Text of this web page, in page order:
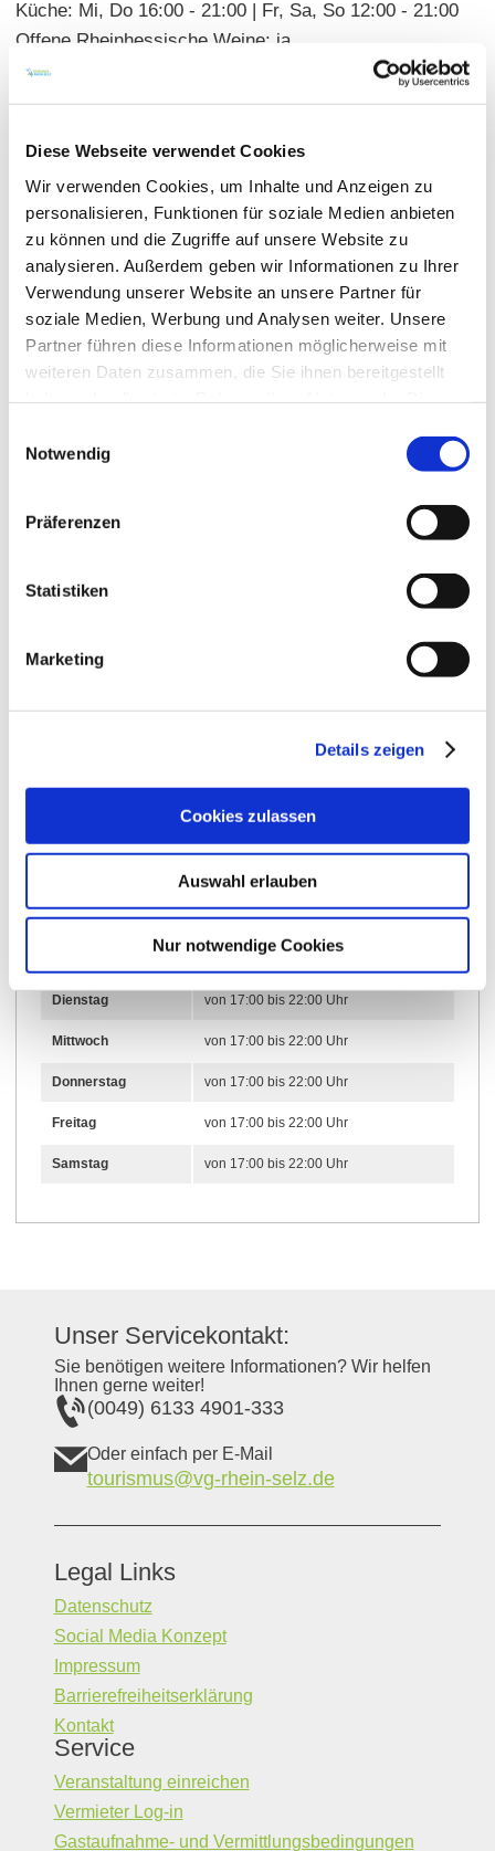
Diese Webseite verwendet Cookies
Wir verwenden Cookies, um Inhalte und Anzeigen zu
personalisieren, Funktionen für soziale Medien anbieten
zu können und die Zugriffe auf unsere Website zu
analysieren. Außerdem geben wir Informationen zu Ihrer
Verwendung unserer Website an unsere Partner für
soziale Medien, Werbung und Analysen weiter. Unsere
Partner führen diese Informationen möglicherweise mit
weiteren Daten zusammen, die Sie ihnen bereitgestellt
Notwendig
Präferenzen
Statistiken
Marketing
Details zeigen
Cookies zulassen
Auswahl erlauben
Nur notwendige Cookies
Küche: Mi, Do 16:00 - 21:00 | Fr, Sa, So 12:00 - 21:00
Offene Rheinhessische Weine: ja
Sitzplätze: innen 40 | außen 30 | geschlossene
Gesellschaft möglich | sep. Raum 14
Öffnungszeiten Kontakt
Öffnungszeiten
19.01.2026 bis 31.12.2030
Dienstag von 17:00 bis 22:00 Uhr
Mittwoch von 17:00 bis 22:00 Uhr
Donnerstag von 17:00 bis 22:00 Uhr
Freitag von 17:00 bis 22:00 Uhr
Samstag von 17:00 bis 22:00 Uhr
Unser Servicekontakt:
Sie benötigen weitere Informationen? Wir helfen
Ihnen gerne weiter!
(0049) 6133 4901-333
Oder einfach per E-Mail
tourismus@vg-rhein-selz.de
Legal Links
Datenschutz
Social Media Konzept
Impressum
Barrierefreiheitserklärung
Kontakt
Service
Veranstaltung einreichen
Vermieter Log-in
Gastaufnahme- und Vermittlungsbedingungen